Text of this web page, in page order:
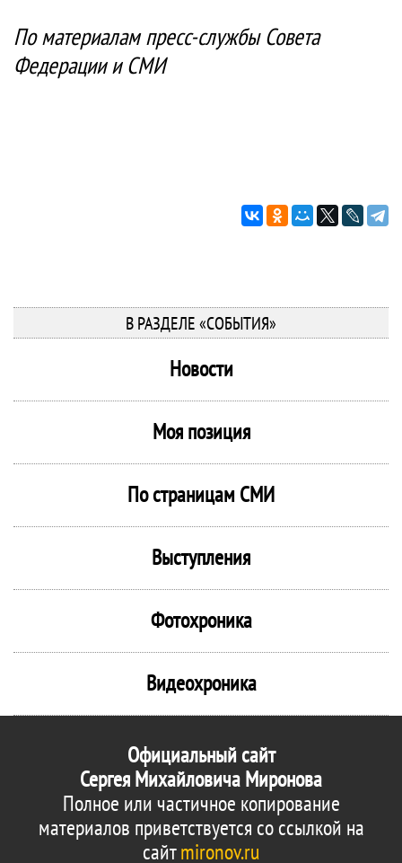
По материалам пресс-службы Совета
Федерации и СМИ
В РАЗДЕЛЕ «СОБЫТИЯ»
Новости
Моя позиция
По страницам СМИ
Выступления
Фотохроника
Видеохроника
Официальный сайт
Сергея Михайловича Миронова
Полное или частичное копирование
материалов приветствуется со ссылкой на
сайтmironov.ru